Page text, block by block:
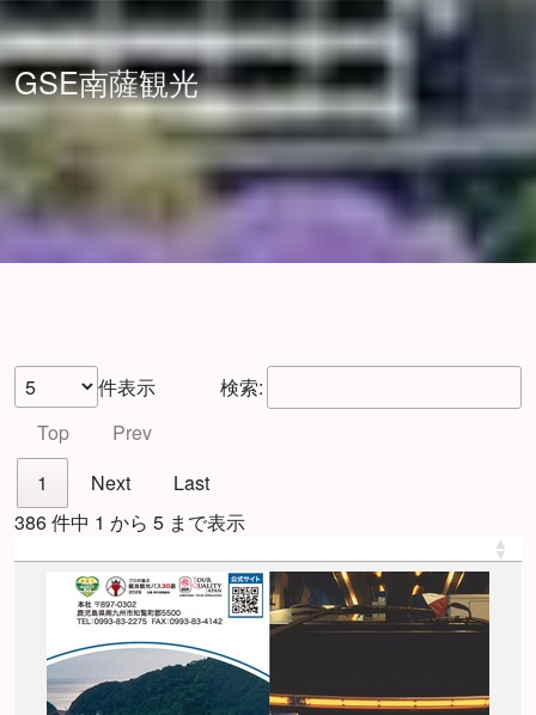
GSE南薩観光
件表示
検索:
Top
Prev
1
Next
Last
386 件中 1 から 5 まで表示